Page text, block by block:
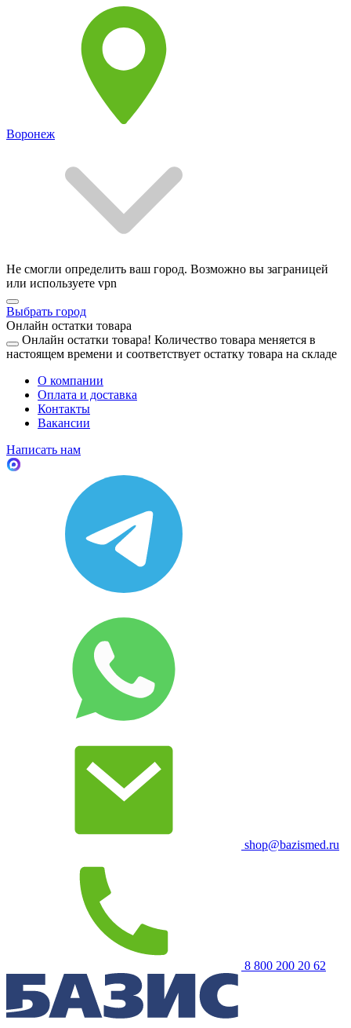
Воронеж
Не смогли определить ваш город. Возможно вы заграницей
или используете vpn
Выбрать город
Онлайн остатки товара
Онлайн остатки товара! Количество товара меняется в
настоящем времени и соответствует остатку товара на складе
О компании
Оплата и доставка
Контакты
Вакансии
Написать нам
shop@bazismed.ru
8 800 200 20 62